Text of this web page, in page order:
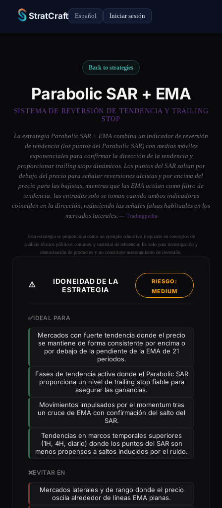
StratCraft Español Iniciar sesión
Back to strategies
Parabolic SAR + EMA
SISTEMA DE REVERSIÓN DE TENDENCIA Y TRAILING
STOP
La estrategia Parabolic SAR + EMA combina un indicador de reversión
de tendencia (los puntos del Parabolic SAR) con medias móviles
exponenciales para confirmar la dirección de la tendencia y
proporcionar trailing stops dinámicos. Los puntos del SAR saltan por
debajo del precio para señalar reversiones alcistas y por encima del
precio para las bajistas, mientras que las EMA actúan como filtro de
tendencia: las entradas solo se toman cuando ambos indicadores
coinciden en la dirección, reduciendo las señales falsas habituales en los
mercados laterales. — Tradingpedia
Esta estrategia se proporciona como un ejemplo educativo inspirado en conceptos de
análisis técnico públicos comunes y material de referencia. Es solo para investigación y
demostración de productos y no constituye asesoramiento de inversión.
⚠️
IDONEIDAD DE LA
ESTRATEGIA
RIESGO:
MEDIUM
✅IDEAL PARA
Mercados con fuerte tendencia donde el precio
se mantiene de forma consistente por encima o
por debajo de la pendiente de la EMA de 21
periodos.
Fases de tendencia activa donde el Parabolic SAR
proporciona un nivel de trailing stop fiable para
asegurar las ganancias.
Movimientos impulsados por el momentum tras
un cruce de EMA con confirmación del salto del
SAR.
Tendencias en marcos temporales superiores
(1H, 4H, diario) donde los puntos del SAR son
menos propensos a saltos inducidos por el ruido.
❌EVITAR EN
Mercados laterales y de rango donde el precio
oscila alrededor de líneas EMA planas.